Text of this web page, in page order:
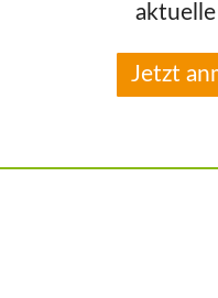
aktuelle
Jetzt